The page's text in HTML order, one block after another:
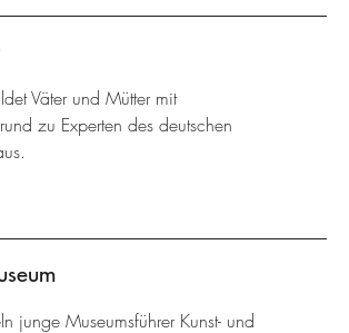
Väter und Mütter mit
zu Experten des deutschen
junge Museumsführer Kunst- und